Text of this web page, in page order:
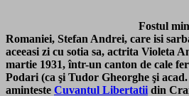
Fostul
Romaniei, Stefan Andrei, care isi
aceeasi zi cu sotia sa, actrita Violeta
martie 1931, într-un canton de cale
Podari (ca şi Tudor Gheorghe şi
aminteste Cuvantul Libertatii din